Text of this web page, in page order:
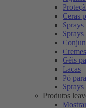
Ceras
Sprays
Sprays
Géis
Lacas
Pó
Sprays
Produtos